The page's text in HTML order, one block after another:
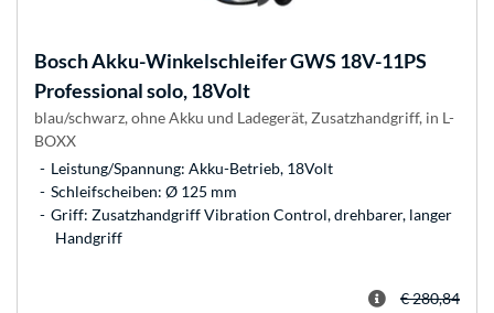
BoschAkku-Winkelschleifer GWS 18V-11PS
Professional solo, 18Volt
blau/schwarz, ohne Akku und Ladegerät, Zusatzhandgriff, in L-
BOXX
Leistung/Spannung: Akku-Betrieb, 18Volt
Schleifscheiben: Ø 125 mm
Griff: Zusatzhandgriff Vibration Control, drehbarer, langer
Handgriff
€ 280,84